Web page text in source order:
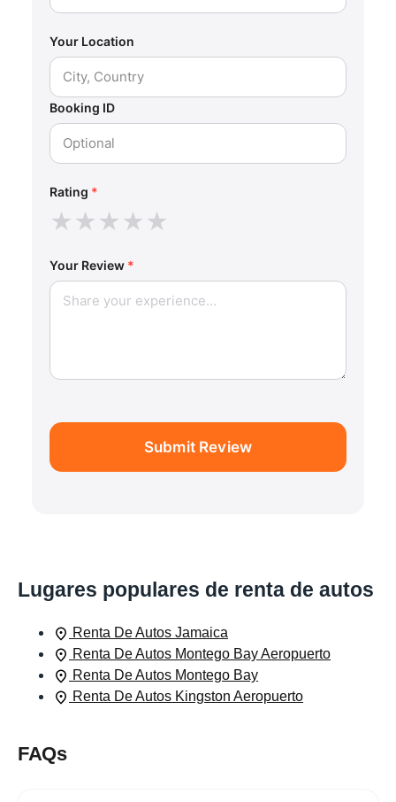
Your Location
Booking ID
Rating *
★★★★★
Your Review *
Submit Review
Lugares populares de renta de autos
Renta De Autos Jamaica
Renta De Autos Montego Bay Aeropuerto
Renta De Autos Montego Bay
Renta De Autos Kingston Aeropuerto
FAQs